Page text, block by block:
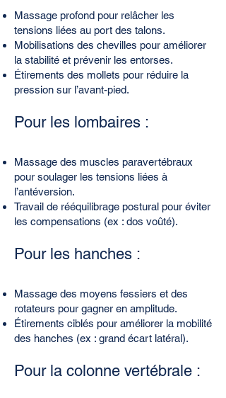
Massage profond pour relâcher les
tensions liées au port des talons.
Mobilisations des chevilles pour améliorer
la stabilité et prévenir les entorses.
Étirements des mollets pour réduire la
pression sur l’avant-pied.
Pour les lombaires :
Massage des muscles paravertébraux
pour soulager les tensions liées à
l’antéversion.
Travail de rééquilibrage postural pour éviter
les compensations (ex : dos voûté).
Pour les hanches :
Massage des moyens fessiers et des
rotateurs pour gagner en amplitude.
Étirements ciblés pour améliorer la mobilité
des hanches (ex : grand écart latéral).
Pour la colonne vertébrale :